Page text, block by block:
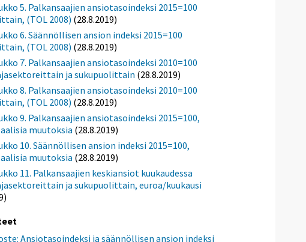
5. Palkansaajien ansiotasoindeksi 2015=100
(TOL 2008) (28.8.2019)
6. Säännöllisen ansion indeksi 2015=100
(TOL 2008) (28.8.2019)
7. Palkansaajien ansiotasoindeksi 2010=100
ja sukupuolittain (28.8.2019)
8. Palkansaajien ansiotasoindeksi 2010=100
(TOL 2008) (28.8.2019)
9. Palkansaajien ansiotasoindeksi 2015=100,
muutoksia (28.8.2019)
10. Säännöllisen ansion indeksi 2015=100,
muutoksia (28.8.2019)
11. Palkansaajien keskiansiot kuukaudessa
ja sukupuolittain, euroa/kuukausi
Ansiotasoindeksi ja säännöllisen ansion indeksi